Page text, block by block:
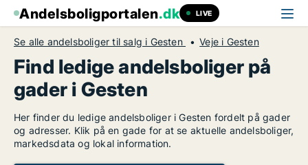
Andelsboligportalen.dk LIVE
Se alle andelsboliger til salg i Gesten Veje i Gesten
Find ledige andelsboliger på
gader i Gesten
Her finder du ledige andelsboliger i Gesten fordelt på gader
og adresser. Klik på en gade for at se aktuelle andelsboliger,
markedsdata og lokal information.